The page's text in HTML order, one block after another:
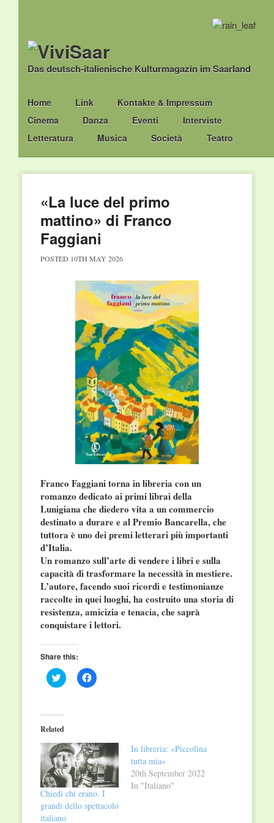
Das deutsch-italienische Kulturmagazin im Saarland
Main menu
Skip
to
content
Home Link
Kontakte & Impressum
Cinema
Danza Eventi
Interviste
Letteratura
Musica Società Teatro
«La luce del primo
mattino» di Franco
Faggiani
POSTED 10TH MAY 2026
Franco Faggiani torna in libreria con un
romanzo dedicato ai primi librai della
Lunigiana che diedero vita a un commercio
destinato a durare e al Premio Bancarella, che
tuttora è uno dei premi letterari più importanti
d’Italia.
Un romanzo sull’arte di vendere i libri e sulla
capacità di trasformare la necessità in mestiere.
L’autore, facendo suoi ricordi e testimonianze
raccolte in quei luoghi, ha costruito una storia di
resistenza, amicizia e tenacia, che saprà
conquistare i lettori.
Share this:
Click
to
(Opens
in
new
Click
to
Related
Chiedi chi erano. I
grandi dello spettacolo
italiano
In libreria: «Piccolina
tutta mia»
20th September 2022
In "Italiano"